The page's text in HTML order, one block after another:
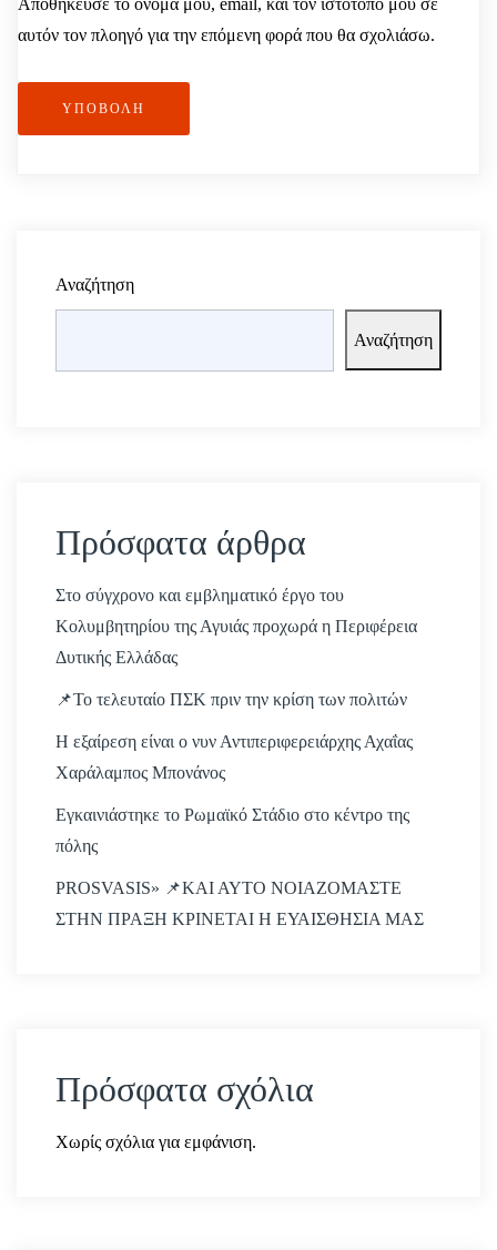
Αποθήκευσε το όνομά μου, email, και τον ιστότοπο μου σε
αυτόν τον πλοηγό για την επόμενη φορά που θα σχολιάσω.
ΥΠΟΒΟΛΉ
Αναζήτηση
Αναζήτηση
Πρόσφατα άρθρα
Στο σύγχρονο και εμβληματικό έργο του
Κολυμβητηρίου της Αγυιάς προχωρά η Περιφέρεια
Δυτικής Ελλάδας
📌Το τελευταίο ΠΣΚ πριν την κρίση των πολιτών
Η εξαίρεση είναι ο νυν Αντιπεριφερειάρχης Αχαΐας
Χαράλαμπος Μπονάνος
Εγκαινιάστηκε το Ρωμαϊκό Στάδιο στο κέντρο της
πόλης
PROSVASIS» 📌ΚΑΙ ΑΥΤΟ ΝΟΙΑΖΟΜΑΣΤΕ
ΣΤΗΝ ΠΡΑΞΗ ΚΡΙΝΕΤΑΙ Η ΕΥΑΙΣΘΗΣΙΑ ΜΑΣ
Πρόσφατα σχόλια
Χωρίς σχόλια για εμφάνιση.